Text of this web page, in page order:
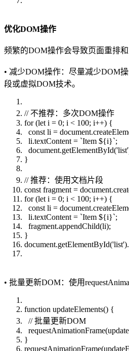
优化DOM操作
频繁的DOM操作会导致页面重排和
• 减少DOM操作：尽量减少DOM
段或虚拟DOM技术。
// 不推荐：多次DOM操作
for (let i = 0; i < 100; i++) {
const li =
li.textContent = `Item ${i}`;
}
// 推荐：使用文档片段
const fragment =
for (let i = 0; i < 100; i++) {
const li =
li.textContent = `Item ${i}`;
fragment.appendChild(li);
}
• 批量更新DOM：使用
function updateElements() {
// 批量更新DOM
}